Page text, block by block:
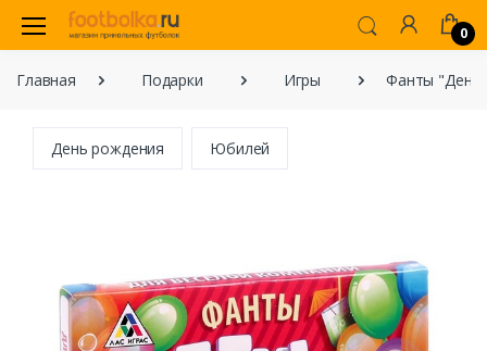
0
Главная Подарки Игры Фанты "День
День рождения Юбилей